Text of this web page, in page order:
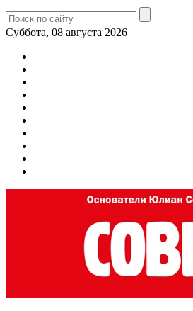
Суббота, 08 августа 2026